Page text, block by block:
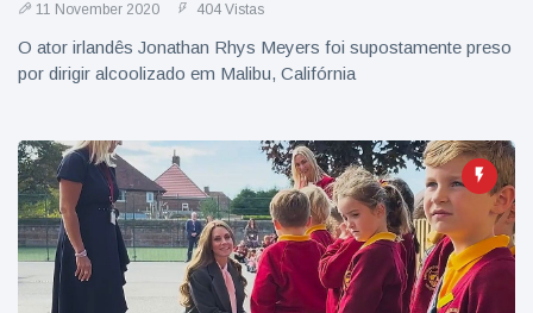
11 November 2020 404 Vistas
O ator irlandês Jonathan Rhys Meyers foi supostamente preso
por dirigir alcoolizado em Malibu, Califórnia